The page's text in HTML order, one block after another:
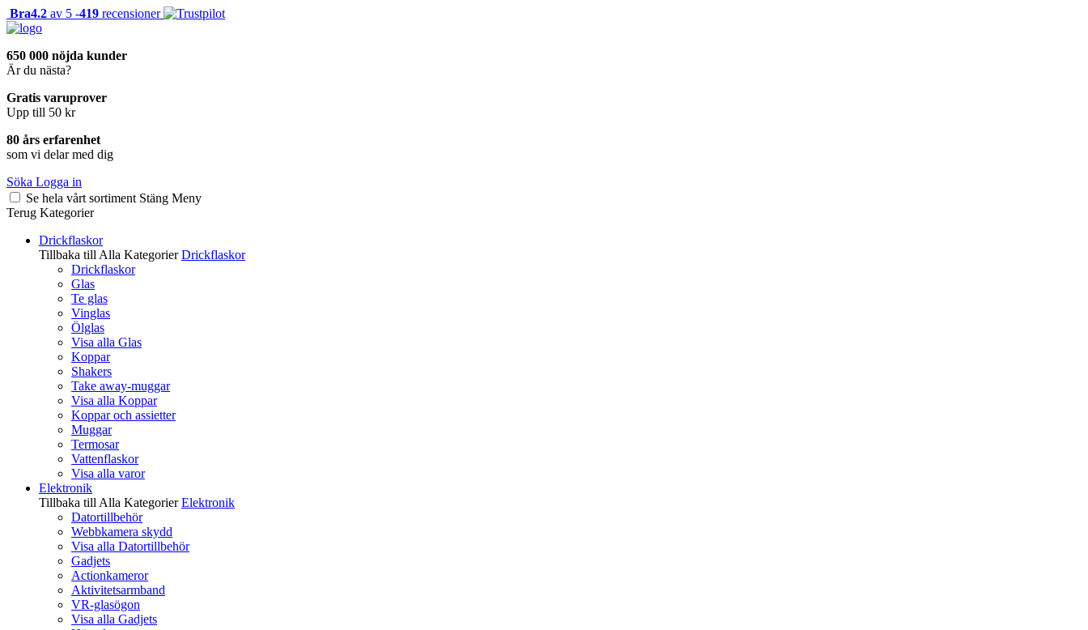
Bra4.2 av 5 -419 recensioner
650 000 nöjda kunder
Är du nästa?
Gratis varuprover
Upp till 50 kr
80 års erfarenhet
som vi delar med dig
Söka Logga in
Se hela vårt sortiment Stäng Meny
Terug Kategorier
Drickflaskor
Tillbaka till Alla Kategorier Drickflaskor
Drickflaskor
Glas
Te glas
Vinglas
Ölglas
Visa alla Glas
Koppar
Shakers
Take away-muggar
Visa alla Koppar
Koppar och assietter
Muggar
Termosar
Vattenflaskor
Visa alla varor
Elektronik
Tillbaka till Alla Kategorier Elektronik
Datortillbehör
Webbkamera skydd
Visa alla Datortillbehör
Gadjets
Actionkameror
Aktivitetsarmband
VR-glasögon
Visa alla Gadjets